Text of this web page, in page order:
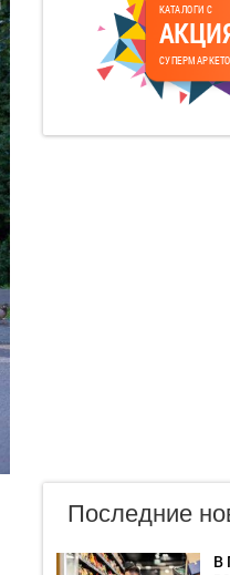
КАТАЛОГИ С
Последние
В